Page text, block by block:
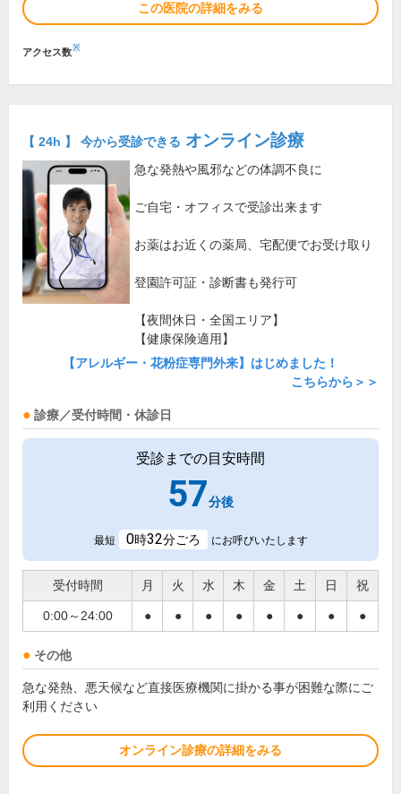
この医院の詳細をみる
アクセス数※
【 24h 】 今から受診できる オンライン診療
急な発熱や風邪などの体調不良に
ご自宅・オフィスで受診出来ます
お薬はお近くの薬局、宅配便でお受け取り
登園許可証・診断書も発行可
【夜間休日・全国エリア】
【健康保険適用】
【アレルギー・花粉症専門外来】はじめました！
こちらから＞＞
診療／受付時間・休診日
受診までの目安時間
57分後
最短 0時32分ごろ にお呼びいたします
受付時間 月 火 水 木 金 土 日 祝
0:00～24:00 ● ● ● ● ● ● ● ●
その他
急な発熱、悪天候など直接医療機関に掛かる事が困難な際にご
利用ください
オンライン診療の詳細をみる